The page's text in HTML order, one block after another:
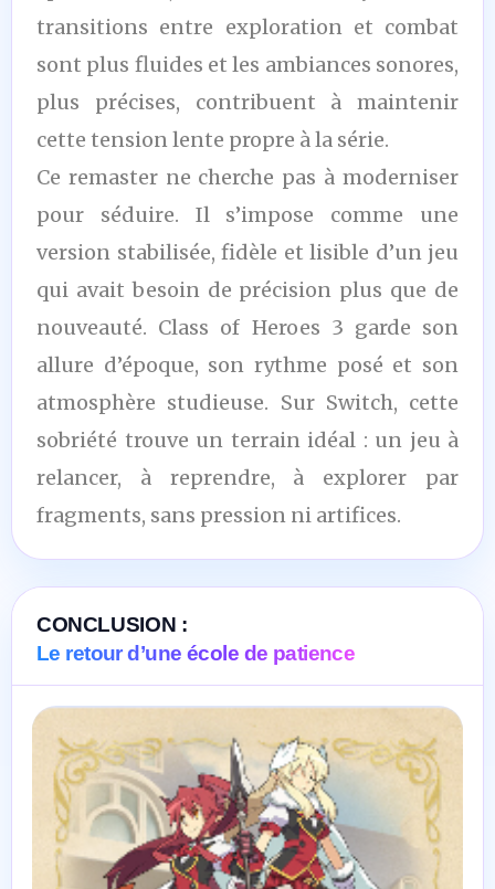
transitions entre exploration et combat
sont plus fluides et les ambiances sonores,
plus précises, contribuent à maintenir
cette tension lente propre à la série.
Ce remaster ne cherche pas à moderniser
pour séduire. Il s’impose comme une
version stabilisée, fidèle et lisible d’un jeu
qui avait besoin de précision plus que de
nouveauté. Class of Heroes 3 garde son
allure d’époque, son rythme posé et son
atmosphère studieuse. Sur Switch, cette
sobriété trouve un terrain idéal : un jeu à
relancer, à reprendre, à explorer par
fragments, sans pression ni artifices.
CONCLUSION :
Le retour d’une école de patience